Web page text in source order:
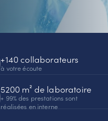
+140 collaborateurs
à votre écoute
5200 m² de laboratoire
+ 99% des prestations sont
réalisées en interne